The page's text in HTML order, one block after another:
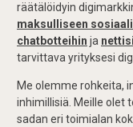
räätälöidyin
maksulliseen
chatbotteihin ja
tarvittava yrityksesi
Me olemme rohkeita,
inhimillisiä. Meille olet
sadan eri toimialan